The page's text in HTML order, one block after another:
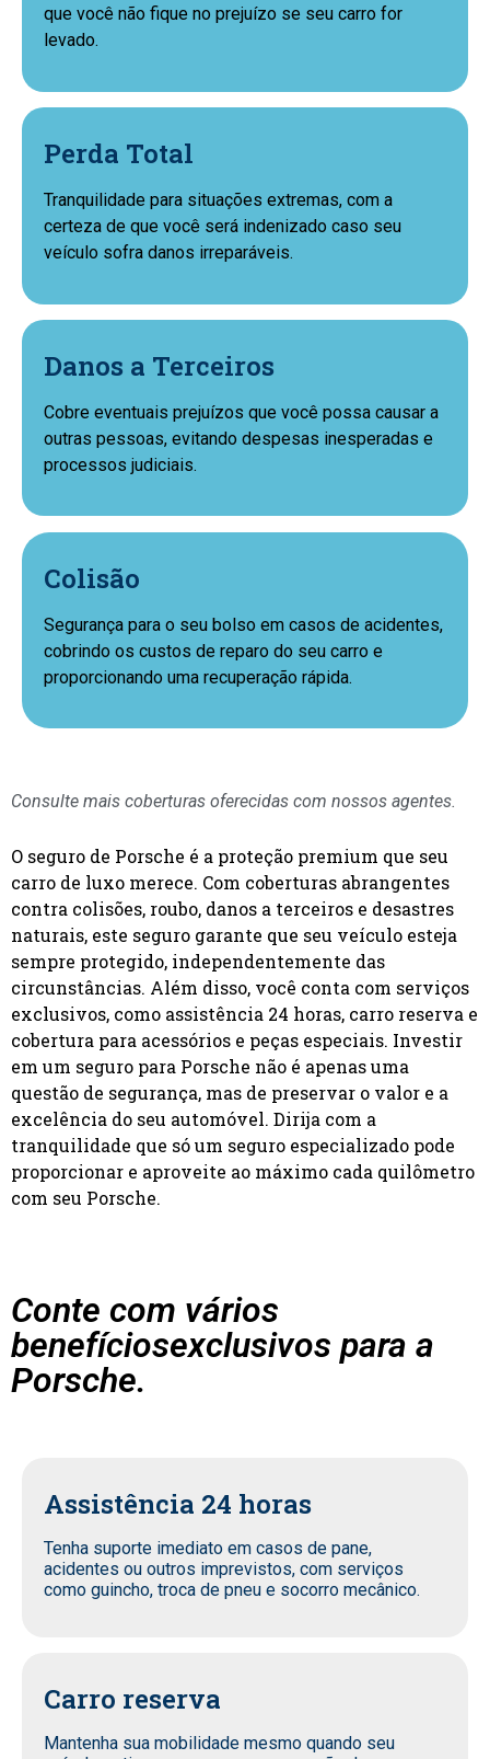
que você não fique no prejuízo se seu carro for
levado.
Perda Total
Tranquilidade para situações extremas, com a
certeza de que você será indenizado caso seu
veículo sofra danos irreparáveis.
Danos a Terceiros
Cobre eventuais prejuízos que você possa causar a
outras pessoas, evitando despesas inesperadas e
processos judiciais.
Colisão
Segurança para o seu bolso em casos de acidentes,
cobrindo os custos de reparo do seu carro e
proporcionando uma recuperação rápida.
Consulte mais coberturas oferecidas com nossos agentes.
O seguro de Porsche é a proteção premium que seu
carro de luxo merece. Com coberturas abrangentes
contra colisões, roubo, danos a terceiros e desastres
naturais, este seguro garante que seu veículo esteja
sempre protegido, independentemente das
circunstâncias. Além disso, você conta com serviços
exclusivos, como assistência 24 horas, carro reserva e
cobertura para acessórios e peças especiais. Investir
em um seguro para Porsche não é apenas uma
questão de segurança, mas de preservar o valor e a
excelência do seu automóvel. Dirija com a
tranquilidade que só um seguro especializado pode
proporcionar e aproveite ao máximo cada quilômetro
com seu Porsche.
Conte com vários
benefíciosexclusivos para a
Porsche.
Assistência 24 horas
Tenha suporte imediato em casos de pane,
acidentes ou outros imprevistos, com serviços
como guincho, troca de pneu e socorro mecânico.
Carro reserva
Mantenha sua mobilidade mesmo quando seu